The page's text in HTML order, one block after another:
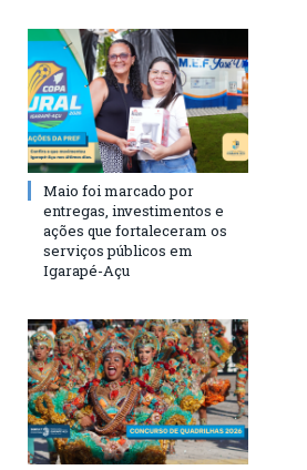
Maio foi marcado por
entregas, investimentos e
ações que fortaleceram os
serviços públicos em
Igarapé-Açu